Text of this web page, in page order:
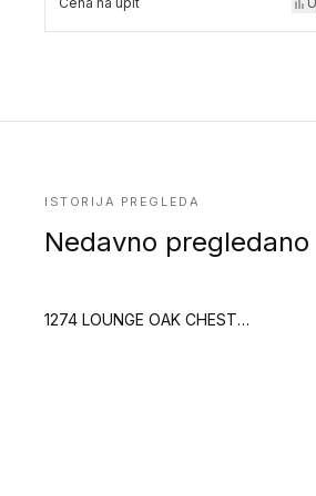
ISTORIJA PREGLEDA
Nedavno pregledano
1274 LOUNGE OAK CHESTNUT (Creation 70)